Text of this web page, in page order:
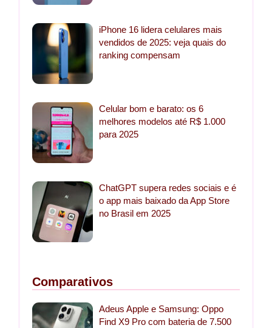
iPhone 16 lidera celulares mais
vendidos de 2025: veja quais do
ranking compensam
Celular bom e barato: os 6
melhores modelos até R$ 1.000
para 2025
ChatGPT supera redes sociais e é
o app mais baixado da App Store
no Brasil em 2025
Comparativos
Adeus Apple e Samsung: Oppo
Find X9 Pro com bateria de 7.500